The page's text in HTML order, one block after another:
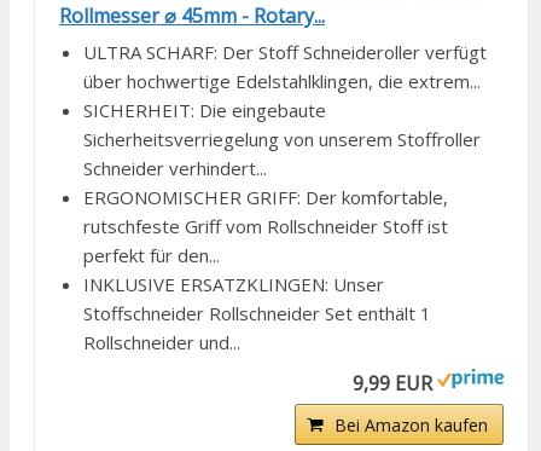
Rollmesser ⌀ 45mm - Rotary...
ULTRA SCHARF: Der Stoff Schneideroller verfügt
über hochwertige Edelstahlklingen, die extrem...
SICHERHEIT: Die eingebaute
Sicherheitsverriegelung von unserem Stoffroller
Schneider verhindert...
ERGONOMISCHER GRIFF: Der komfortable,
rutschfeste Griff vom Rollschneider Stoff ist
perfekt für den...
INKLUSIVE ERSATZKLINGEN: Unser
Stoffschneider Rollschneider Set enthält 1
Rollschneider und...
9,99 EUR
Bei Amazon kaufen